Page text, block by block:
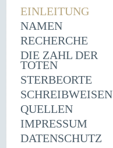
EINLEITUNG
NAMEN
RECHERCHE
DIE ZAHL DER
TOTEN
STERBEORTE
SCHREIBWEISEN
QUELLEN
IMPRESSUM
DATENSCHUTZ